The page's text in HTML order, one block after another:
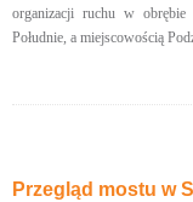
organizacji ruchu w
Południe, a miejscowością
Przegląd mostu w